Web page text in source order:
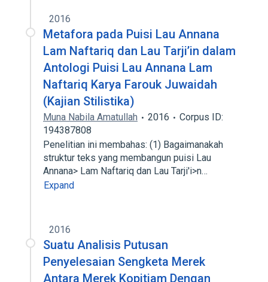
2016
Metafora pada Puisi Lau Annana
Lam Naftariq dan Lau Tarji’in dalam
Antologi Puisi Lau Annana Lam
Naftariq Karya Farouk Juwaidah
(Kajian Stilistika)
Muna Nabila Amatullah 2016
Corpus ID:
194387808
Penelitian ini membahas: (1) Bagaimanakah
struktur teks yang membangun puisi Lau
Annana> Lam Naftariq dan Lau Tarji'i>n…
Expand
2016
Suatu Analisis Putusan
Penyelesaian Sengketa Merek
Antara Merek Kopitiam Dengan